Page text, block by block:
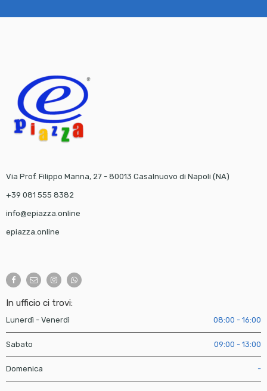
Via Prof. Filippo Manna, 27 - 80013 Casalnuovo di Napoli (NA)
+39 081 555 8382
info@epiazza.online
epiazza.online
In ufficio ci trovi:
Lunerdì - Venerdì 08:00 - 16:00
Sabato 09:00 - 13:00
Domenica -